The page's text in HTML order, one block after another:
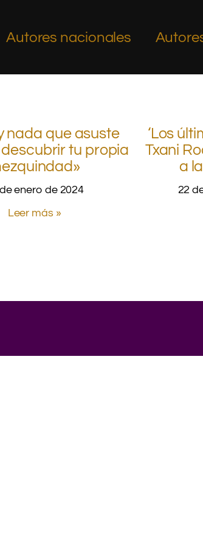
Autores nacionales
nada que asuste
tu propia
enero de 2024
Leer más »
‘Los
Txani
a
22